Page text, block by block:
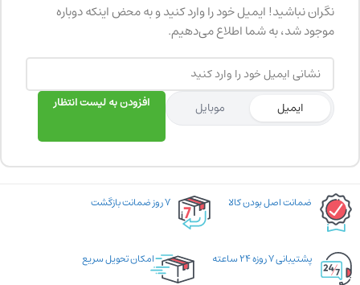
نگران نباشید! ایمیل خود را وارد کنید و به محض اینکه دوباره
موجود شد، به شما اطلاع می‌دهیم.
ایمیل موبایل افزودن به لیست انتظار
ضمانت اصل بودن کالا ۷ روز ضمانت بازگشت
پشتیبانی ۷ روزه ۲۴ ساعته امکان تحویل سریع